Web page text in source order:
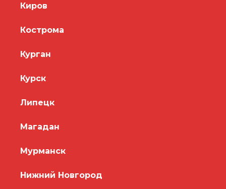
Киров
Кострома
Курган
Курск
Липецк
Магадан
Мурманск
Нижний Новгород